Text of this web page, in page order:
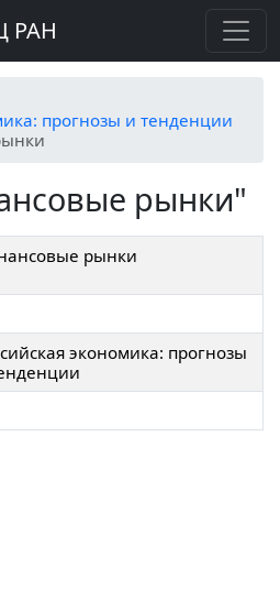
РАН
прогнозы и тенденции
рынки"
рынки
экономика: прогнозы